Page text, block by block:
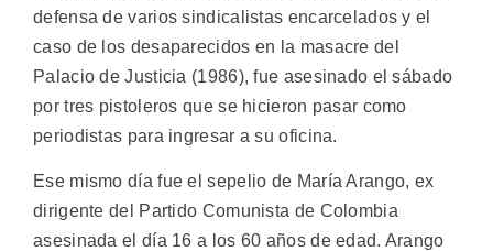
defensa de varios sindicalistas encarcelados y el
caso de los desaparecidos en la masacre del
Palacio de Justicia (1986), fue asesinado el sábado
por tres pistoleros que se hicieron pasar como
periodistas para ingresar a su oficina.
Ese mismo día fue el sepelio de María Arango, ex
dirigente del Partido Comunista de Colombia
asesinada el día 16 a los 60 años de edad. Arango